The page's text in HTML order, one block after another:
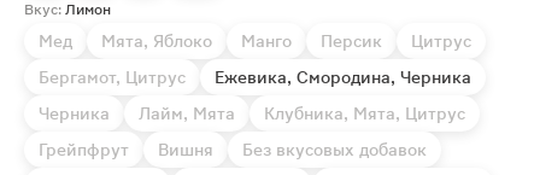
Вкус: Лимон
Мед Мята, Яблоко Манго Персик
Цитрус
Бергамот, Цитрус
Ежевика, Смородина, Черника
Черника
Лайм, Мята
Клубника, Мята, Цитрус
Грейпфрут
Вишня
Без вкусовых добавок